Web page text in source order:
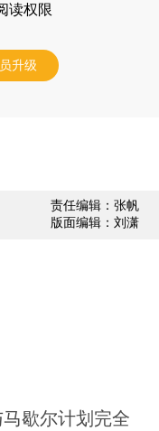
读权限
升级
责任编辑：张帆
版面编辑：刘潇
歇尔计划完全